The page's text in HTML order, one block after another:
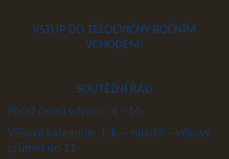
VSTUP DO TĚLOCVIČNY BOČNÍM
VCHODEM!
SOUTĚŽNÍ ŘÁD
Počet členů v týmu : 4 – 16
Věkové kategorie: 1. k. – mladší – věkový
průměr do 11